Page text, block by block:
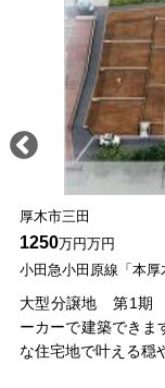
厚木市三田
1250万円万円
小田急小田原線「本
大型分譲地 第1期
ーカーで建築できま
な住宅地で叶える穏